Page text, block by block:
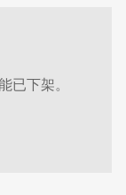
已下架。